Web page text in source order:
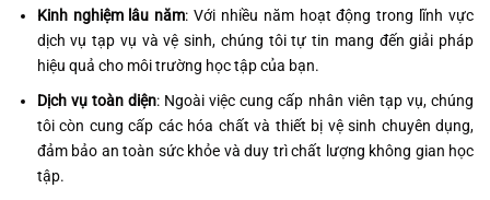
Kinh nghiệm lâu năm: Với nhiều năm hoạt động trong lĩnh vực
dịch vụ tạp vụ và vệ sinh, chúng tôi tự tin mang đến giải pháp
hiệu quả cho môi trường học tập của bạn.
Dịch vụ toàn diện: Ngoài việc cung cấp nhân viên tạp vụ, chúng
tôi còn cung cấp các hóa chất và thiết bị vệ sinh chuyên dụng,
đảm bảo an toàn sức khỏe và duy trì chất lượng không gian học
tập.